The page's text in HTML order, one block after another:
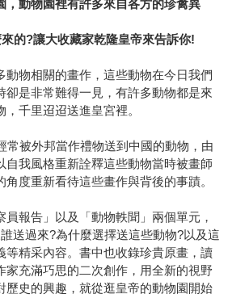
，動物園裡有許多來自各方的珍禽異
的?讓大收藏家乾隆皇帝來告訴你!
動物相關的畫作，這些動物在今日我們
卻是非常難得一見，有許多動物都是來
千里迢迢送進皇宮裡。
常被外邦當作禮物送到中國的動物，由
自我風格重新詮釋這些動物當時被畫師
度重新看待這些畫作與背後的事蹟。
報告」以及「動物軼聞」兩個單元，
送過來?為什麼選擇送這些動物?以及這
等精采內容。書中也收錄珍貴原畫，讀
家充滿巧思的二次創作，用全新的視野
歷史的興趣，就從逛皇帝的動物園開始